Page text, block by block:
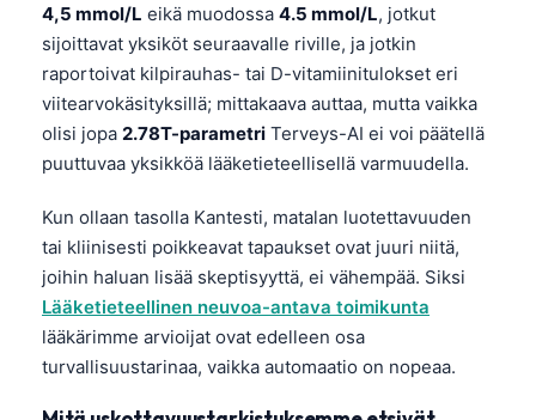
4,5 mmol/L eikä muodossa 4.5 mmol/L, jotkut
sijoittavat yksiköt seuraavalle riville, ja jotkin
raportoivat kilpirauhas- tai D-vitamiinitulokset eri
viitearvokäsityksillä; mittakaava auttaa, mutta vaikka
olisi jopa 2.78T-parametri Terveys-AI ei voi päätellä
puuttuvaa yksikköä lääketieteellisellä varmuudella.
Kun ollaan tasolla Kantesti, matalan luotettavuuden
tai kliinisesti poikkeavat tapaukset ovat juuri niitä,
joihin haluan lisää skeptisyyttä, ei vähempää. Siksi
Lääketieteellinen neuvoa-antava toimikunta
lääkärimme arvioijat ovat edelleen osa
turvallisuustarinaa, vaikka automaatio on nopeaa.
Ślōnskŏ gŏdka
Norsk bokmål